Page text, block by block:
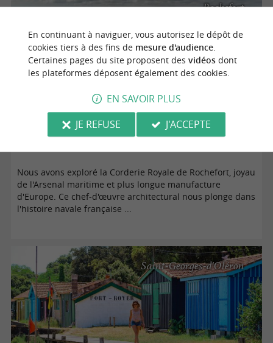
La Corderie Royale de Rochefort
Rochefort
Nous avons exploré la Corderie Royale de Rochefort, joyau
de l'Arsenal maritime et plus longue manufacture
d'Europe. Ce chef-d'œuvre architectural nous plonge dans
l'histoire navale française ...
Saint-Georges-d'Oléron
En continuant à naviguer, vous autorisez le dépôt de
cookies tiers à des fins de mesure d'audience.
Certaines pages du site proposent des vidéosdont
les plateformes déposent également des cookies.
EN SAVOIR PLUS
JE REFUSE
J'ACCEPTE